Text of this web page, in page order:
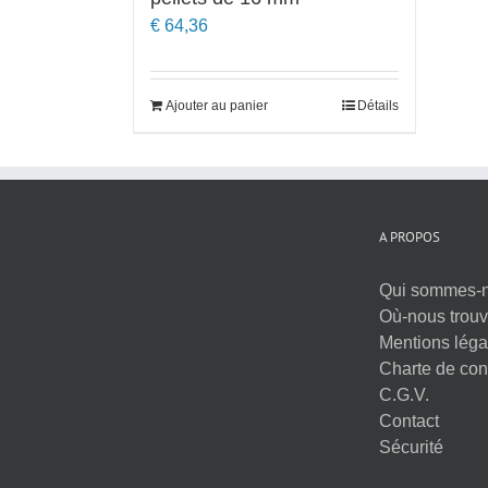
€ 64,36
Ajouter au panier Détails
A PROPOS
Qui sommes-
Où-nous
Mentions
Charte de
C.G.V.
Contact
Sécurité